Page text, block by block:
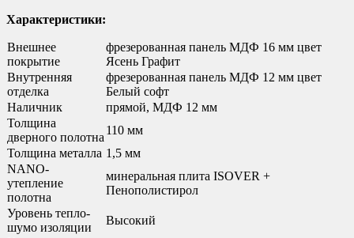
Характеристики:
Внешнее
покрытие
фрезерованная панель МДФ 16 мм цвет
Ясень Графит
Внутренняя
отделка
фрезерованная панель МДФ 12 мм цвет
Белый софт
Наличник
прямой, МДФ 12 мм
Толщина
дверного полотна
110 мм
Толщина металла 1,5 мм
NANO-
утепление
полотна
минеральная плита ISOVER +
Пенополистирол
Уровень тепло-
шумо изоляции
Высокий